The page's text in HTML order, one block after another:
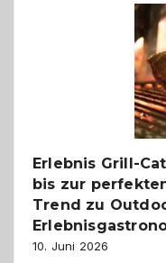
Erlebnis Grill-
bis zur
Trend zu
10. Juni 2026